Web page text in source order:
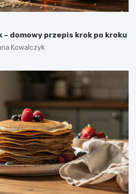
domowy przepis krok po kroku
Kowalczyk